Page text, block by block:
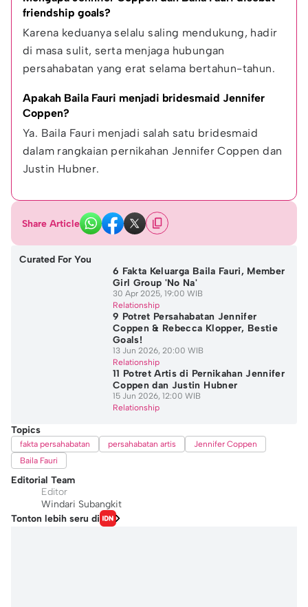
friendship goals?
Karena keduanya selalu saling mendukung, hadir
di masa sulit, serta menjaga hubungan
persahabatan yang erat selama bertahun-tahun.
Apakah Baila Fauri menjadi bridesmaid Jennifer
Coppen?
Ya. Baila Fauri menjadi salah satu bridesmaid
dalam rangkaian pernikahan Jennifer Coppen dan
Justin Hubner.
Share Article
Curated For You
6 Fakta Keluarga Baila Fauri, Member
Girl Group 'No Na'
30 Apr 2025, 19:00 WIB
Relationship
9 Potret Persahabatan Jennifer
Coppen & Rebecca Klopper, Bestie
Goals!
13 Jun 2026, 20:00 WIB
Relationship
11 Potret Artis di Pernikahan Jennifer
Coppen dan Justin Hubner
15 Jun 2026, 12:00 WIB
Relationship
Topics
fakta persahabatan persahabatan artis
Jennifer Coppen
Baila Fauri
Editorial Team
Editor
Windari Subangkit
Tonton lebih seru di